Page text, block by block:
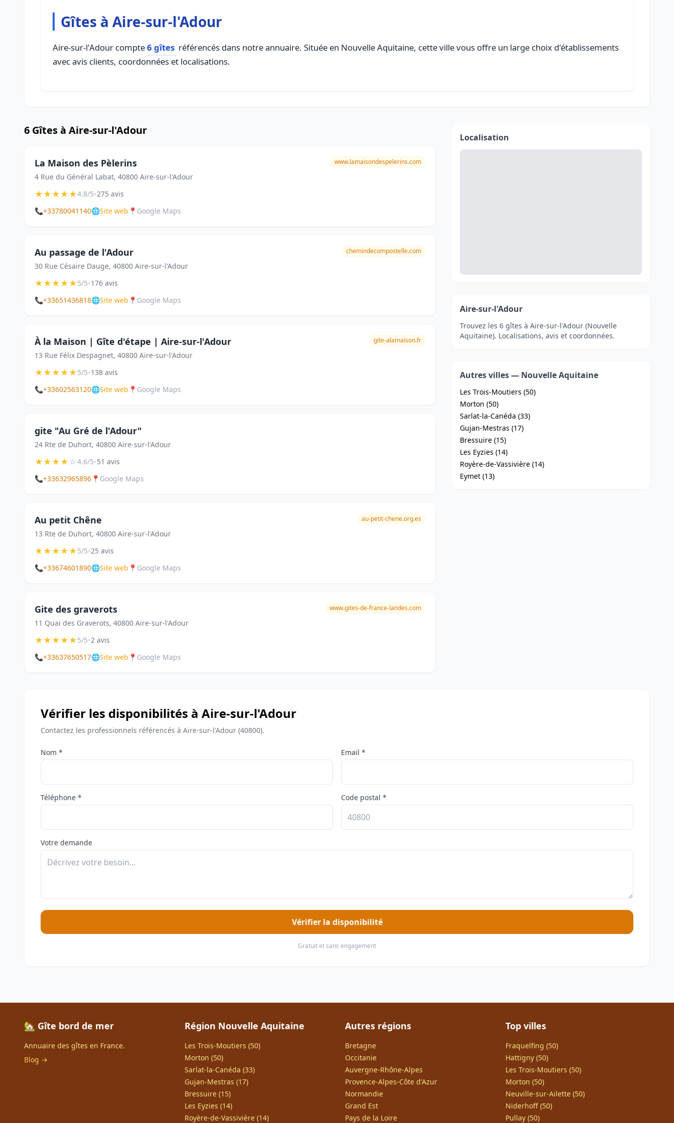
Gîtes à Aire-sur-l'Adour
Aire-sur-l'Adour compte6 gîtes référencés dans notre annuaire. Située en Nouvelle Aquitaine, cette ville vous offre un large choix d'établissements
avec avis clients, coordonnées et localisations.
6 Gîtes à Aire-sur-l'Adour
La Maison des Pèlerins
4 Rue du Général Labat, 40800 Aire-sur-l'Adour
www.lamaisondespelerins.com
★★★★★4.8/5•275 avis
📞+33780041140🌐Site web 📍 Google Maps
Au passage de l'Adour
30 Rue Césaire Dauge, 40800 Aire-sur-l'Adour
chemindecompostelle.com
★★★★★5/5•176 avis
📞+33651436818🌐Site web 📍 Google Maps
À la Maison | Gîte d'étape | Aire-sur-l'Adour
13 Rue Félix Despagnet, 40800 Aire-sur-l'Adour
gite-alamaison.fr
★★★★★5/5•138 avis
📞+33602563120🌐Site web 📍 Google Maps
gite "Au Gré de l'Adour"
24 Rte de Duhort, 40800 Aire-sur-l'Adour
★★★★☆4.6/5•51 avis
📞+33632965896 📍 Google Maps
Au petit Chêne
13 Rte de Duhort, 40800 Aire-sur-l'Adour
au-petit-chene.org.es
★★★★★5/5•25 avis
📞+33674601890🌐Site web 📍 Google Maps
Gite des graverots
11 Quai des Graverots, 40800 Aire-sur-l'Adour
www.gites-de-france-landes.com
★★★★★5/5•2 avis
📞+33637650517🌐Site web 📍 Google Maps
Localisation
Aire-sur-l'Adour
Trouvez les 6 gîtes à Aire-sur-l'Adour (Nouvelle
Aquitaine). Localisations, avis et coordonnées.
Autres villes — Nouvelle Aquitaine
Les Trois-Moutiers (50)
Morton (50)
Sarlat-la-Canéda (33)
Gujan-Mestras (17)
Bressuire (15)
Les Eyzies (14)
Royère-de-Vassivière (14)
Eymet (13)
Vérifier les disponibilités à Aire-sur-l'Adour
Contactez les professionnels référencés à Aire-sur-l'Adour (40800).
Nom * Email *
Téléphone * Code postal *
Votre demande
Vérifier la disponibilité
Gratuit et sans engagement
🏡 Gîte bord de mer
Annuaire des gîtes en France.
Blog →
Région Nouvelle Aquitaine
Les Trois-Moutiers (50)
Morton (50)
Sarlat-la-Canéda (33)
Gujan-Mestras (17)
Bressuire (15)
Les Eyzies (14)
Royère-de-Vassivière (14)
Autres régions
Bretagne
Occitanie
Auvergne-Rhône-Alpes
Provence-Alpes-Côte d'Azur
Normandie
Grand Est
Pays de la Loire
Top villes
Fraquelfing (50)
Hattigny (50)
Les Trois-Moutiers (50)
Morton (50)
Neuville-sur-Ailette (50)
Niderhoff (50)
Pullay (50)